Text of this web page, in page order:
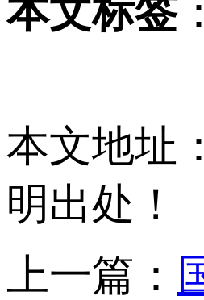
本文标签：
本文地址：
明出处！
上一篇：